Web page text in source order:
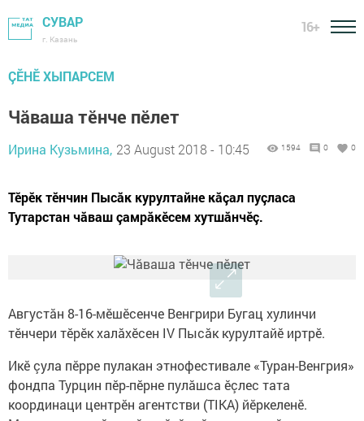
СУВАР
г. Казань
16+
ÇӖНӖ ХЫПАРСЕМ
Чăваша тӗнче пӗлет
Ирина Кузьмина, 23 August 2018 - 10:45 1594 0 0
Тӗрӗк тӗнчин Пысăк курултайне кăçал пуçласа
Тутарстан чăваш çамрăкӗсем хутшăнчӗç.
Августăн 8-16-мӗшӗсенче Венгрири Бугац хулинчи
тӗнчери тӗрӗк халăхӗсен IV Пысăк курултайӗ иртрӗ.
Икӗ çула пӗрре пулакан этнофестивале «Туран-Венгрия»
фондпа Турцин пӗр-пӗрне пулăшса ӗçлес тата
координаци центрӗн агентстви (TIKA) йӗркеленӗ.